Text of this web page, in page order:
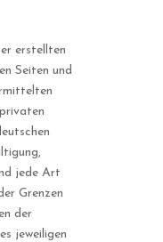
erstellten
Seiten und
jede Art
Grenzen
der
jeweiligen